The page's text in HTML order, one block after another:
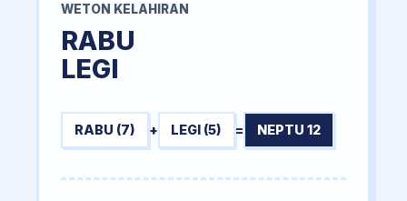
WETON KELAHIRAN
RABU
LEGI
RABU (7) + LEGI (5) = NEPTU 12